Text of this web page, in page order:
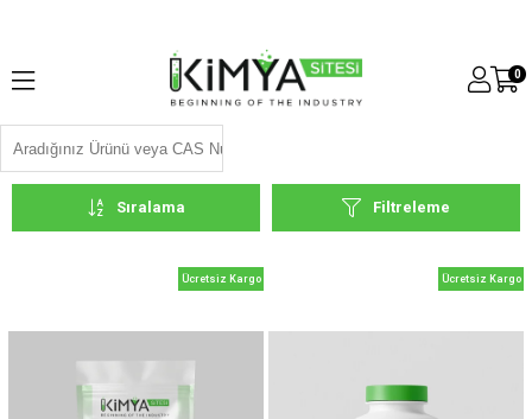
0
Filtreleme
Sıralama
Ücretsiz Kargo Ücretsiz Kargo